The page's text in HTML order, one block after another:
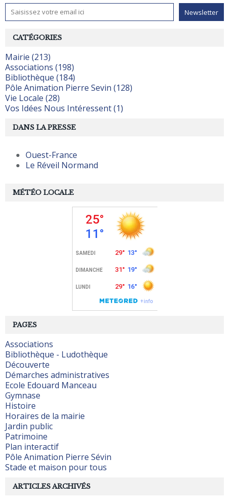
PAGES
Associations
Bibliothèque - Ludothèque
Découverte
Démarches administratives
Ecole Edouard Manceau
Gymnase
Histoire
Horaires de la mairie
Jardin public
Patrimoine
Plan interactif
Pôle Animation Pierre Sévin
Stade et maison pour tous
CATÉGORIES
Mairie (213)
Associations (198)
Bibliothèque (184)
Pôle Animation Pierre Sevin (128)
Vie Locale (28)
Vos Idées Nous Intéressent (1)
MÉTÉO LOCALE
DANS LA PRESSE
Ouest-France
Le Réveil Normand
ARTICLES ARCHIVÉS